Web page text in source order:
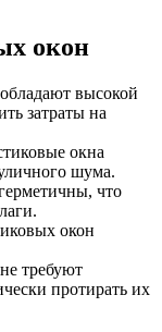
окон
высокой
затраты на
окна
шума.
что
окон
требуют
протирать их